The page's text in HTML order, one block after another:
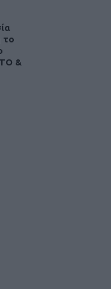
το
&